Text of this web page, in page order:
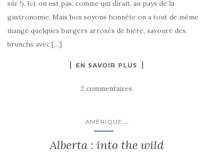
sûr !). Ici, on est pas, comme qui dirait, au pays de la
gastronomie. Mais bon soyons honnête on a tout de même
mangé quelques burgers arrosés de bière, savouré des
brunchs avec […]
EN SAVOIR PLUS
2 commentaires
AMÉRIQUE ...
Alberta : into the wild